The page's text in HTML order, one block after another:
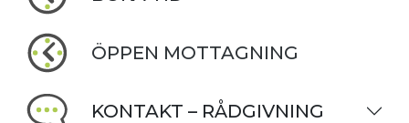
ÖPPEN MOTTAGNING
KONTAKT – RÅDGIVNING